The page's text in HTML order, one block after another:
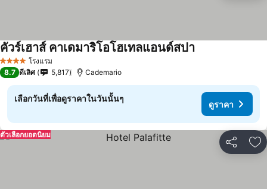
4 ดาว โรงแรม
คัวร์เฮาส์ คาเดมาริโอโฮเทลแอนด์สปา
8.7 ดีเลิศ 5,817 Cademario
เลือกวันที่เพื่อดูราคาในวันนั้นๆ
ดูราคา
แชร์ เ
ตัวเลือกยอดนิยม